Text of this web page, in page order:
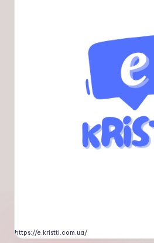
https://e.kristti.com.ua/